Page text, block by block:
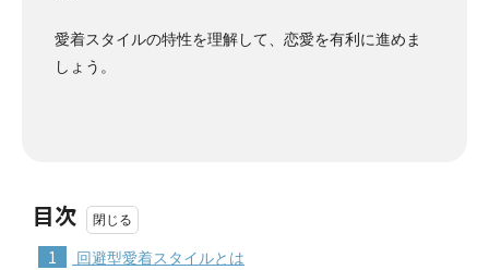
愛着スタイルの特性を理解して、恋愛を有利に進めま
しょう。
目次
1 回避型愛着スタイルとは